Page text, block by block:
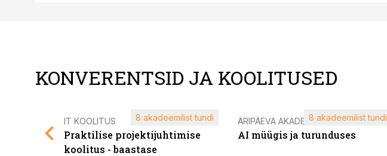
KONVERENTSID JA KOOLITUSED
IT KOOLITUS
Praktilise projektijuhtimise
koolitus - baastase
8 akadeemilist tundi ÄRIPÄEVA AKADEEMIA
AI müügis ja turunduses
8 akadeemilist tundi